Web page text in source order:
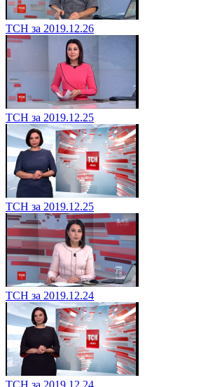
ТСН за 2019.12.26
ТСН за 2019.12.25
ТСН за 2019.12.25
ТСН за 2019.12.24
ТСН за 2019.12.24